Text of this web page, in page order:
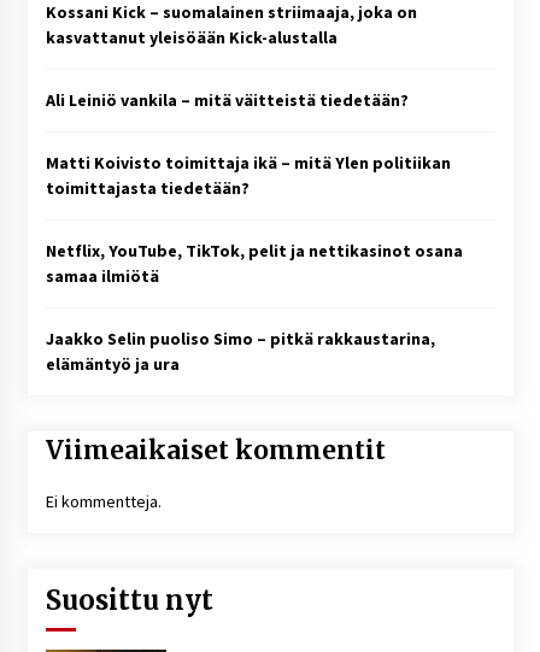
Kossani Kick – suomalainen striimaaja, joka on
kasvattanut yleisöään Kick-alustalla
Ali Leiniö vankila – mitä väitteistä tiedetään?
Matti Koivisto toimittaja ikä – mitä Ylen politiikan
toimittajasta tiedetään?
Netflix, YouTube, TikTok, pelit ja nettikasinot osana
samaa ilmiötä
Jaakko Selin puoliso Simo – pitkä rakkaustarina,
elämäntyö ja ura
Viimeaikaiset kommentit
Ei kommentteja.
Suosittu nyt